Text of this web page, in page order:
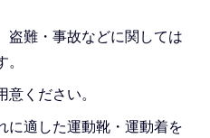
盗難・事故などに関しては
意ください。
に適した運動靴・運動着を